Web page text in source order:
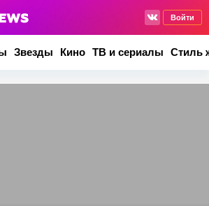
Войти
Звезды Кино ТВ и сериалы Стиль